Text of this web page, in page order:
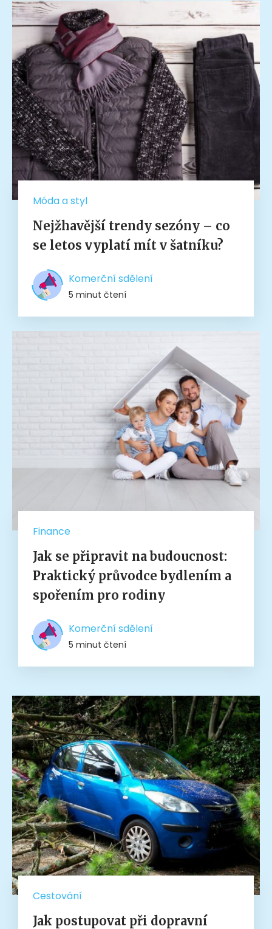
Móda a styl
Nejžhavější trendy sezóny – co
se letos vyplatí mít v šatníku?
Komerční sdělení
5 minut čtení
Finance
Jak se připravit na budoucnost:
Praktický průvodce bydlením a
spořením pro rodiny
Komerční sdělení
5 minut čtení
Cestování
Jak postupovat při dopravní